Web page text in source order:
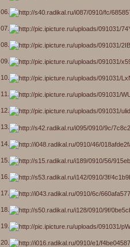
06.
07.
08.
09.
10.
11.
12.
13.
14.
15.
16.
17.
18.
19.
20.